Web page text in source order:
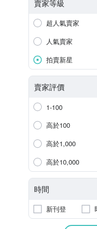
賣家等級
超人氣賣家
人氣賣家
拍賣新星
賣家評價
1-100
高於100
高於1,000
高於10,000
時間
新刊登